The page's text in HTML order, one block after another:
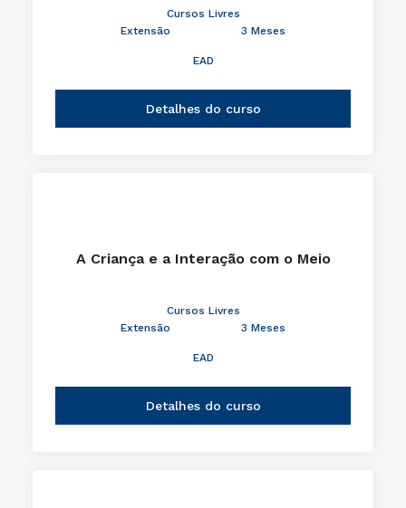
Cursos Livres
Extensão
3 Meses
EAD
Detalhes do curso
A Criança e a Interação com o Meio
Cursos Livres
Extensão
3 Meses
EAD
Detalhes do curso